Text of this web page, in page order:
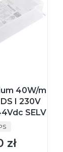
40W/m
I 230V
SELV
zł